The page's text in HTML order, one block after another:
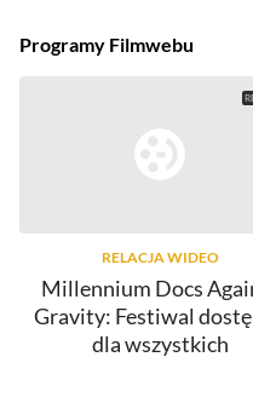
Programy Filmwebu
RELACJA WIDEO
Millennium Docs
Gravity: Festiwal
dla wszystkich